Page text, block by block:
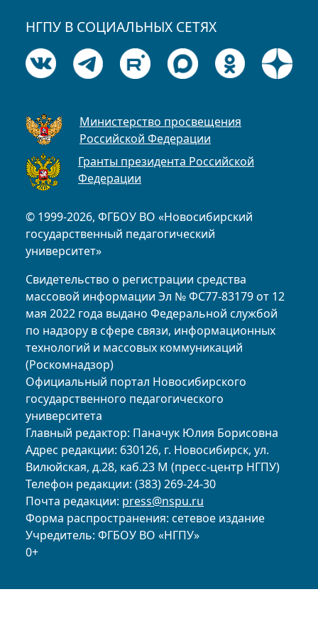
© 1999-2026, ФГБОУ ВО «Новосибирский
государственный педагогический
университет»
Свидетельство о регистрации средства
массовой информации Эл № ФС77-83179 от 12
мая 2022 года выдано Федеральной службой
по надзору в сфере связи, информационных
технологий и массовых коммуникаций
(Роскомнадзор)
Официальный портал Новосибирского
государственного педагогического
университета
Главный редактор: Паначук Юлия Борисовна
Адрес редакции: 630126, г. Новосибирск, ул.
Вилюйская, д.28, каб.23 М (пресс-центр НГПУ)
Телефон редакции: (383) 269-24-30
Почта редакции: press@nspu.ru
Форма распространения: сетевое издание
Учредитель: ФГБОУ ВО «НГПУ»
0+
НГПУ В СОЦИАЛЬНЫХ СЕТЯХ
Министерство просвещения
Российской Федерации
Гранты президента Российской
Федерации